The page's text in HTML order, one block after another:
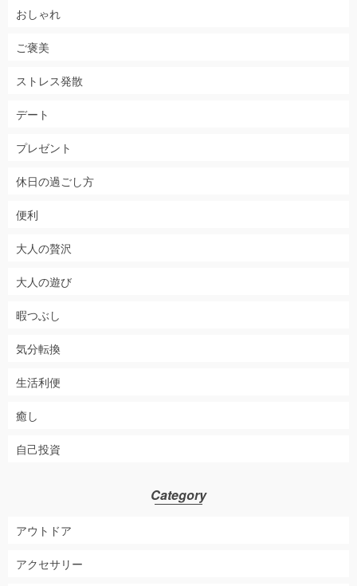
おしゃれ
ご褒美
ストレス発散
デート
プレゼント
休日の過ごし方
便利
大人の贅沢
大人の遊び
暇つぶし
気分転換
生活利便
癒し
自己投資
Category
アウトドア
アクセサリー